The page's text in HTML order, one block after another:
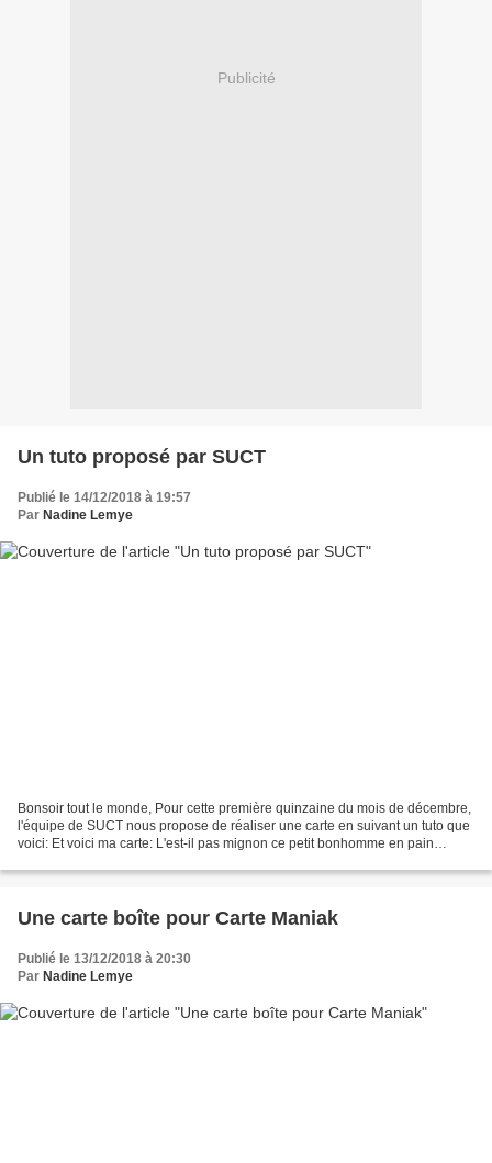
Publicité
Un tuto proposé par SUCT
Publié le 14/12/2018 à 19:57
Par Nadine Lemye
Bonsoir tout le monde, Pour cette première quinzaine du mois de décembre,
l'équipe de SUCT nous propose de réaliser une carte en suivant un tuto que
voici: Et voici ma carte: L'est-il pas mignon ce petit bonhomme en pain
Une carte boîte pour Carte Maniak
Publié le 13/12/2018 à 20:30
Par Nadine Lemye